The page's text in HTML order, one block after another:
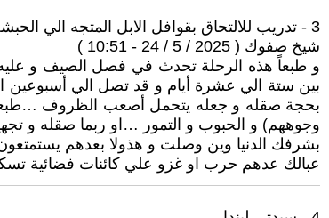
3 - تدريب للالتحاق بقوافل الابل المتجه الي الحبشة
شيخ صفوك ( 2025 / 5 / 24 - 10:51 )
و طبعاً هذه الرحلة تحدث في فصل الصيف و
بين ستة الي عشرة أيام و قد تصل الي
بحجة صقله و جعله يتحمل أصعب الظروف …طبعاً
وجوههم) و الحبوب و التمور …او ربما صقله و
بشرفك الدنيا وين وصلت و هذولا بعدهم
عبالك عدهم حرب او غزو علي كائنات فضائية